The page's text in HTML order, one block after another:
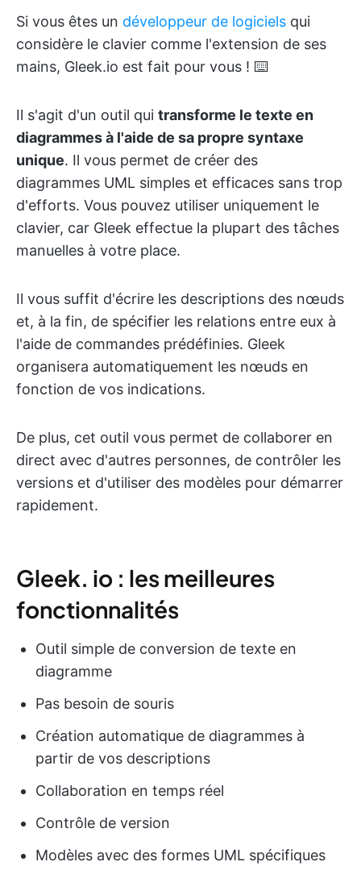
Si vous êtes un développeur de logiciels qui
considère le clavier comme l'extension de ses
mains, Gleek.io est fait pour vous ! ⌨️
Il s'agit d'un outil qui transforme le texte en
diagrammes à l'aide de sa propre syntaxe
unique. Il vous permet de créer des
diagrammes UML simples et efficaces sans trop
d'efforts. Vous pouvez utiliser uniquement le
clavier, car Gleek effectue la plupart des tâches
manuelles à votre place.
Il vous suffit d'écrire les descriptions des nœuds
et, à la fin, de spécifier les relations entre eux à
l'aide de commandes prédéfinies. Gleek
organisera automatiquement les nœuds en
fonction de vos indications.
De plus, cet outil vous permet de collaborer en
direct avec d'autres personnes, de contrôler les
versions et d'utiliser des modèles pour démarrer
rapidement.
Gleek. io : les meilleures
fonctionnalités
Outil simple de conversion de texte en
diagramme
Pas besoin de souris
Création automatique de diagrammes à
partir de vos descriptions
Collaboration en temps réel
Contrôle de version
Modèles avec des formes UML spécifiques